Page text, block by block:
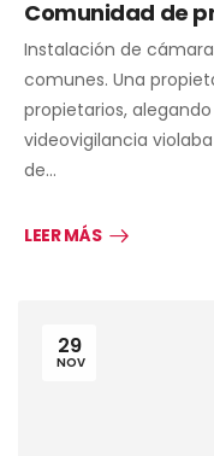
Comunidad de
Instalación de
comunes. Una
propietarios,
videovigilancia
de…
LEER MÁS
29
NOV